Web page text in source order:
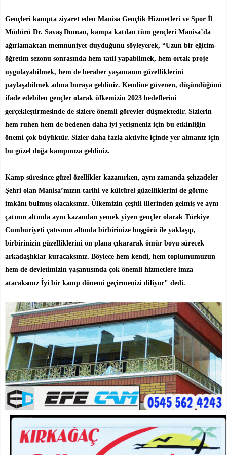
Gençleri kampta ziyaret eden Manisa Gençlik Hizmetleri ve Spor İl
Müdürü Dr. Savaş Duman, kampa katılan tüm gençleri Manisa’da
ağırlamaktan memnuniyet duyduğunu söyleyerek, “Uzun bir eğitim-
öğretim sezonu sonrasında hem tatil yapabilmek, hem ortak proje
uygulayabilmek, hem de beraber yaşamanın güzelliklerini
paylaşabilmek adına buraya geldiniz. Kendine güvenen, düşündüğünü
ifade edebilen gençler olarak ülkemizin 2023 hedeflerini
gerçekleştirmesinde de sizlere önemli görevler düşmektedir. Sizlerin
hem ruhen hem de bedenen daha iyi yetişmeniz için bu etkinliğin
önemi çok büyüktür. Sizler daha fazla aktivite içinde yer almanız için
bu güzel doğa kampınıza geldiniz.
Kamp süresince güzel özellikler kazanırken, aynı zamanda şehzadeler
Şehri olan Manisa’mızın tarihi ve kültürel güzelliklerini de görme
imkânı bulmuş olacaksınız. Ülkemizin çeşitli illerinden gelmiş ve aynı
çatının altında aynı kazandan yemek yiyen gençler olarak Türkiye
Cumhuriyeti çatısının altında birbirinize hoşgörü ile yaklaşıp,
birbirinizin güzelliklerini ön plana çıkararak ömür boyu sürecek
arkadaşlıklar kuracaksınız. Böylece hem kendi, hem toplumumuzun
hem de devletimizin yaşantısında çok önemli hizmetlere imza
atacaksınız İyi bir kamp dönemi geçirmenizi diliyor" dedi.